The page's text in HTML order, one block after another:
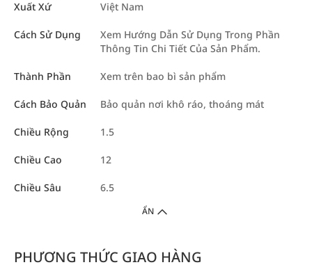
Xuất Xứ
Việt Nam
Cách Sử Dụng
Xem Hướng Dẫn Sử Dụng Trong Phần
Thông Tin Chi Tiết Của Sản Phẩm.
Thành Phần Xem trên bao bì sản phẩm
Cách Bảo Quản Bảo quản nơi khô ráo, thoáng mát
Chiều Rộng 1.5
Chiều Cao 12
Chiều Sâu 6.5
ẨN
PHƯƠNG THỨC GIAO HÀNG